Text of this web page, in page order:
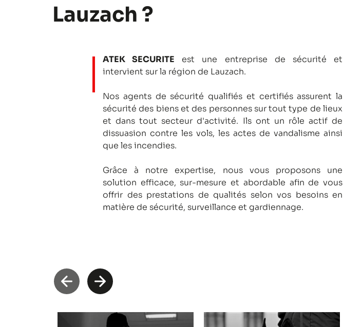
Lauzach ?
ATEK SECURITE est une entreprise de sécurité et
intervient sur la région de Lauzach.
Nos agents de sécurité qualifiés et certifiés assurent la
sécurité des biens et des personnes sur tout type de lieux
et dans tout secteur d'activité. Ils ont un rôle actif de
dissuasion contre les vols, les actes de vandalisme ainsi
que les incendies.
Grâce à notre expertise, nous vous proposons une
solution efficace, sur-mesure et abordable afin de vous
offrir des prestations de qualités selon vos besoins en
matière de sécurité, surveillance et gardiennage.